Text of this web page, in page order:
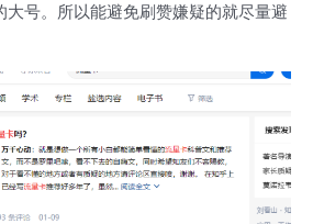
大号。所以能避免刷赞嫌疑的就尽量避